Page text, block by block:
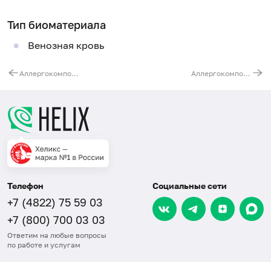
Тип биоматериала
Венозная кровь
Аллергокомпонент g205 - тимофеевка луговая rPhl p1, IgE (ImmunoCAP) Аллергокомпонент t215 - берёза rBet v1 PR-10, IgE (ImmunoCAP)
Телефон
+7 (4822) 75 59 03
+7 (800) 700 03 03
Ответим на любые вопросы
по работе и услугам
Социальные сети